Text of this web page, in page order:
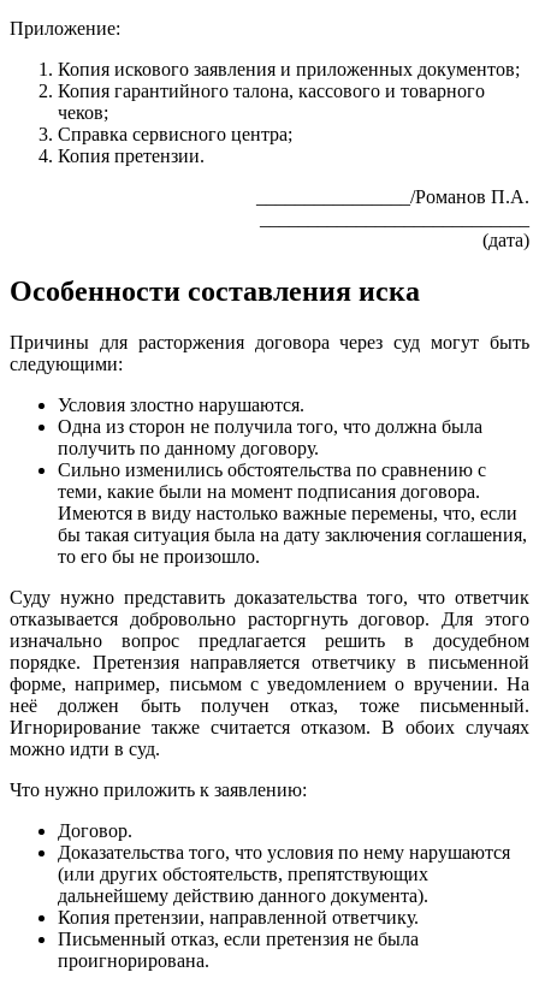
Приложение:
Копия искового заявления и приложенных документов;
Копия гарантийного талона, кассового и товарного
чеков;
Справка сервисного центра;
Копия претензии.
________________/Романов П.А.
(дата)
Особенности составления иска
Причины для расторжения договора через суд могут быть
следующими:
Условия злостно нарушаются.
Одна из сторон не получила того, что должна была
получить по данному договору.
Сильно изменились обстоятельства по сравнению с
теми, какие были на момент подписания договора.
Имеются в виду настолько важные перемены, что, если
бы такая ситуация была на дату заключения соглашения,
то его бы не произошло.
Суду нужно представить доказательства того, что ответчик
отказывается добровольно расторгнуть договор. Для этого
изначально вопрос предлагается решить в досудебном
порядке. Претензия направляется ответчику в письменной
форме, например, письмом с уведомлением о вручении. На
неё должен быть получен отказ, тоже письменный.
Игнорирование также считается отказом. В обоих случаях
можно идти в суд.
Что нужно приложить к заявлению:
Договор.
Доказательства того, что условия по нему нарушаются
(или других обстоятельств, препятствующих
дальнейшему действию данного документа).
Копия претензии, направленной ответчику.
Письменный отказ, если претензия не была
проигнорирована.